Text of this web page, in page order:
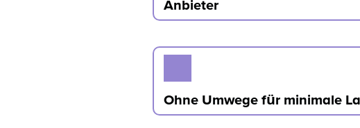
Anbieter
Ohne Umwege für minimale